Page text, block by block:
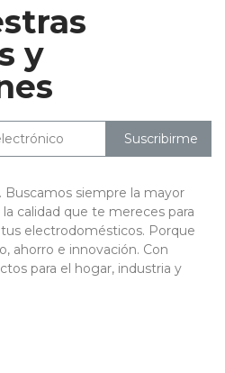
y
Suscribirme
Buscamos siempre la mayor
calidad que te mereces para
electrodomésticos. Porque
ahorro e innovación. Con
para el hogar, industria y